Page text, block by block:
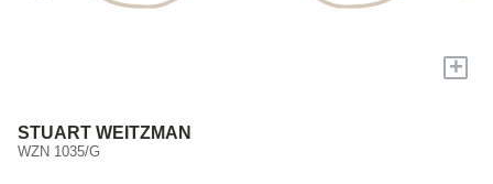
+
STUART WEITZMAN
WZN 1035/G